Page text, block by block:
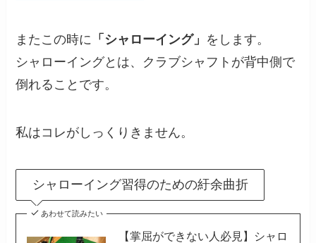
またこの時に 「シャローイング」 をします。
シャローイングとは、クラブシャフトが背中側で
倒れることです。
私はコレがしっくりきません。
シャローイング習得のための紆余曲折
あわせて読みたい
【掌屈ができない人必見】シャロ